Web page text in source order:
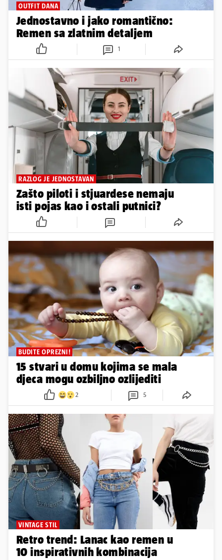
OUTFIT DANA
Jednostavno i jako romantično:
Remen sa zlatnim detaljem
1
RAZLOG JE JEDNOSTAVAN
Zašto piloti i stjuardese nemaju
isti pojas kao i ostali putnici?
BUDITE OPREZNI!
15 stvari u domu kojima se mala
djeca mogu ozbiljno ozlijediti
2 5
VINTAGE STIL
Retro trend: Lanac kao remen u
10 inspirativnih kombinacija